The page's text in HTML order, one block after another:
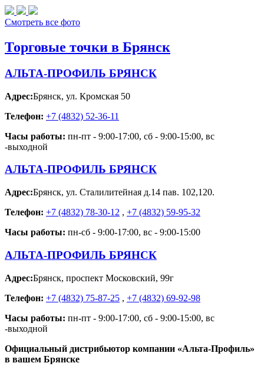
Смотреть все фото
Торговые точки в Брянск
АЛЬТА-ПРОФИЛЬ БРЯНСК
Адрес:Брянск, ул. Кромская 50
Телефон: +7 (4832) 52-36-11
Часы работы: пн-пт - 9:00-17:00, сб - 9:00-15:00, вс
-выходной
АЛЬТА-ПРОФИЛЬ БРЯНСК
Адрес:Брянск, ул. Сталилитейная д.14 пав. 102,120.
Телефон: +7 (4832) 78-30-12 , +7 (4832) 59-95-32
Часы работы: пн-сб - 9:00-17:00, вс - 9:00-15:00
АЛЬТА-ПРОФИЛЬ БРЯНСК
Адрес:Брянск, проспект Московский, 99г
Телефон: +7 (4832) 75-87-25 , +7 (4832) 69-92-98
Часы работы: пн-пт - 9:00-17:00, сб - 9:00-15:00, вс
-выходной
Официальный дистрибьютор компании «Альта-Профиль»
в вашем Брянске